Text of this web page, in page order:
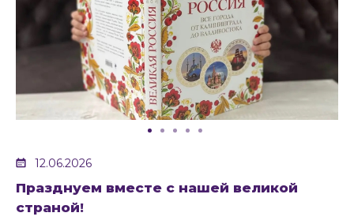
12.06.2026
Празднуем вместе с нашей великой
страной!